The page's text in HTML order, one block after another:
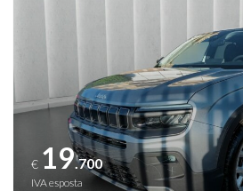
€ 19.700
IVA esposta